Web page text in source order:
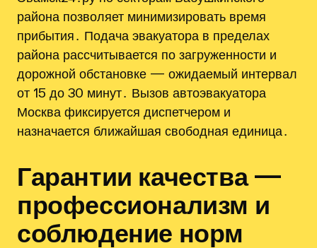
района позволяет минимизировать время
прибытия․ Подача эвакуатора в пределах
района рассчитывается по загруженности и
дорожной обстановке — ожидаемый интервал
от 15 до 30 минут․ Вызов автоэвакуатора
Москва фиксируется диспетчером и
назначается ближайшая свободная единица․
Гарантии качества —
профессионализм и
соблюдение норм